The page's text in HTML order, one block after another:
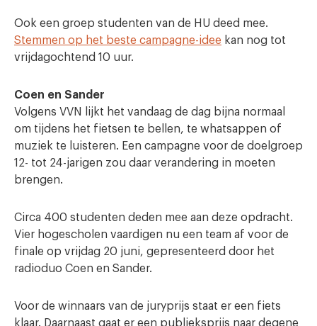
Ook een groep studenten van de HU deed mee.
Stemmen op het beste campagne-idee kan nog tot
vrijdagochtend 10 uur.
Coen en Sander
Volgens VVN lijkt het vandaag de dag bijna normaal
om tijdens het fietsen te bellen, te whatsappen of
muziek te luisteren. Een campagne voor de doelgroep
12- tot 24-jarigen zou daar verandering in moeten
brengen.
Circa 400 studenten deden mee aan deze opdracht.
Vier hogescholen vaardigen nu een team af voor de
finale op vrijdag 20 juni, gepresenteerd door het
radioduo Coen en Sander.
Voor de winnaars van de juryprijs staat er een fiets
klaar. Daarnaast gaat er een publieksprijs naar degene